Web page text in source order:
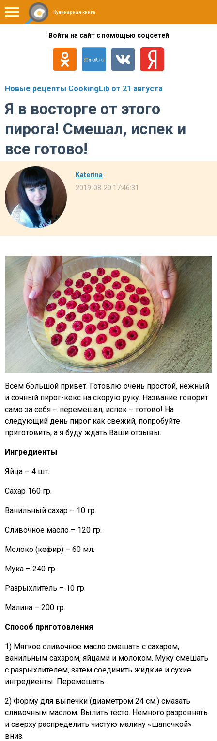
Кулинарная книга
Войти на сайт с помощью соцсетей
Новые рецепты CookingLib от 21 августа
Я в восторге от этого
пирога! Смешал, испек и
все готово!
Katerina
2019-08-20 17:46:31
Всем большой привет. Готовлю очень простой, нежный
и сочный пирог-кекс на скорую руку. Название говорит
само за себя – перемешал, испек – готово! На
следующий день пирог как свежий, попробуйте
приготовить, а я буду ждать Ваши отзывы.
Ингредиенты
Яйца – 4 шт.
Сахар 160 гр.
Ванильный сахар – 10 гр.
Сливочное масло – 120 гр.
Молоко (кефир) – 60 мл.
Мука – 240 гр.
Разрыхлитель – 10 гр.
Малина – 200 гр.
Способ приготовления
1) Мягкое сливочное масло смешать с сахаром,
ванильным сахаром, яйцами и молоком. Муку смешать
с разрыхлителем, затем соединить жидкие и сухие
ингредиенты. Перемешать.
2) Форму для выпечки (диаметром 24 см.) смазать
сливочным маслом. Вылить тесто. Немного разровнять
и сверху распределить чистую малину «шапочкой»
вниз.